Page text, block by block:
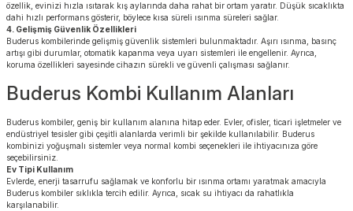
özellik, evinizi hızla ısıtarak kış aylarında daha rahat bir ortam yaratır. Düşük sıcaklıkta
dahi hızlı performans gösterir, böylece kısa süreli ısınma süreleri sağlar.
4. Gelişmiş Güvenlik Özellikleri
Buderus kombilerinde gelişmiş güvenlik sistemleri bulunmaktadır. Aşırı ısınma, basınç
artışı gibi durumlar, otomatik kapanma veya uyarı sistemleri ile engellenir. Ayrıca,
koruma özellikleri sayesinde cihazın sürekli ve güvenli çalışması sağlanır.
Buderus Kombi Kullanım Alanları
Buderus kombiler, geniş bir kullanım alanına hitap eder. Evler, ofisler, ticari işletmeler ve
endüstriyel tesisler gibi çeşitli alanlarda verimli bir şekilde kullanılabilir. Buderus
kombinizi yoğuşmalı sistemler veya normal kombi seçenekleri ile ihtiyacınıza göre
seçebilirsiniz.
Ev Tipi Kullanım
Evlerde, enerji tasarrufu sağlamak ve konforlu bir ısınma ortamı yaratmak amacıyla
Buderus kombiler sıklıkla tercih edilir. Ayrıca, sıcak su ihtiyacı da rahatlıkla
karşılanabilir.